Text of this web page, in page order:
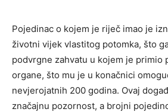
Pojedinac o kojem je riječ imao je
životni vijek vlastitog potomka, što
podvrgne zahvatu u kojem je primio
organe, što mu je u konačnici
nevjerojatnih 200 godina. Ovaj
značajnu pozornost, a brojni